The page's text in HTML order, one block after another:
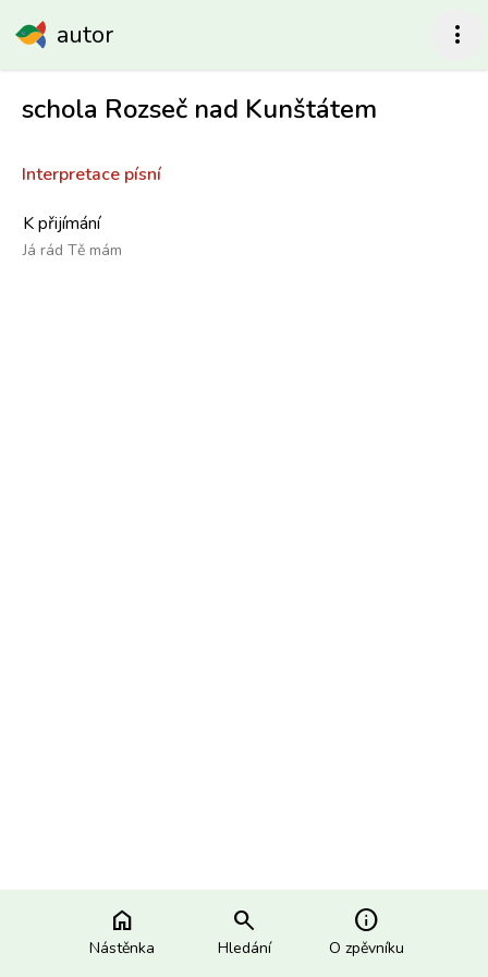
home
Nástěnka
search
Hledání
info
O zpěvníku
autor more_vert
schola Rozseč nad Kunštátem
Interpretace písní
K přijímání
Já rád Tě mám